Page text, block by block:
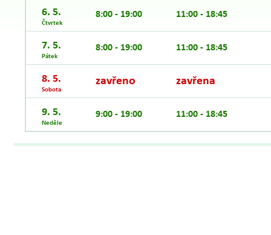
6. 5.
Čtvrtek
8:00 - 19:00 11:00 - 18:45
7. 5.
Pátek
8:00 - 19:00 11:00 - 18:45
8. 5.
Sobota
zavřeno zavřena
9. 5.
Neděle
9:00 - 19:00 11:00 - 18:45